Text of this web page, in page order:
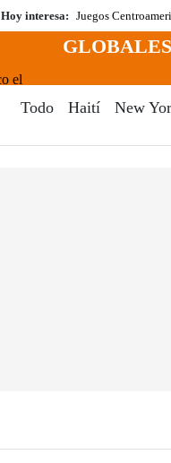
Hoy interesa: Juegos
GLOBALES
Todo Haití New